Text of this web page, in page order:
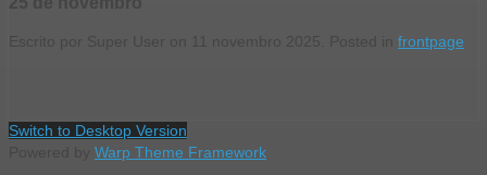
frontpage
Switch to Desktop Version
Warp Theme Framework